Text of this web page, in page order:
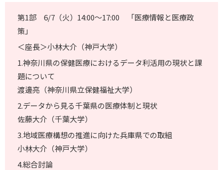
第1部 6/7（火）14:00～17:00 「医療情報と医療政
策」
＜座長＞小林大介（神戸大学）
1.神奈川県の保健医療におけるデータ利活用の現状と課
題について
渡邊亮（神奈川県立保健福祉大学）
2.データから見る千葉県の医療体制と現状
佐藤大介（千葉大学）
3.地域医療構想の推進に向けた兵庫県での取組
小林大介（神戸大学）
4.総合討論